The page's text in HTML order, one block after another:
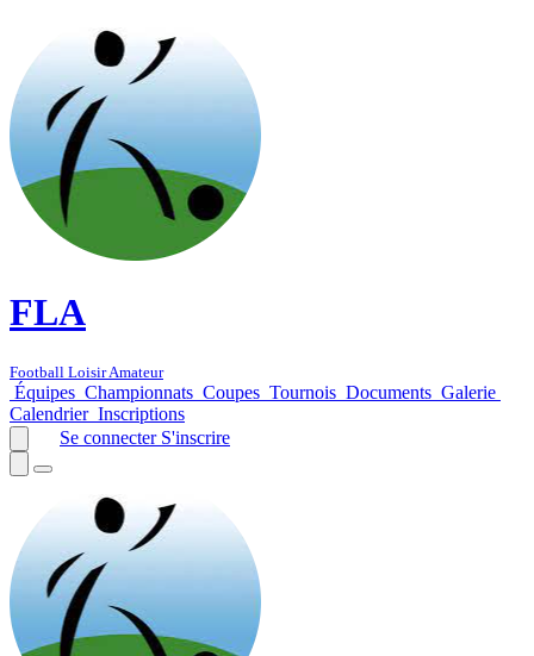
FLA
Football Loisir Amateur
Équipes Championnats Coupes Tournois Documents Galerie
Calendrier Inscriptions
Se connecter S'inscrire